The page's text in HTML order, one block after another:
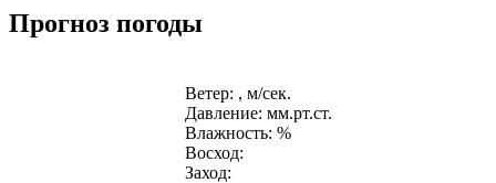
Прогноз погоды
Ветер: , м/сек.
Давление: мм.рт.ст.
Влажность: %
Восход:
Заход: